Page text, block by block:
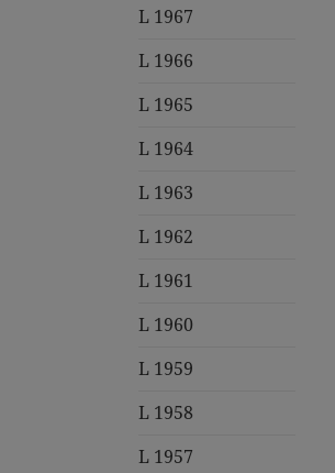
L 1967
L 1966
L 1965
L 1964
L 1963
L 1962
L 1961
L 1960
L 1959
L 1958
L 1957